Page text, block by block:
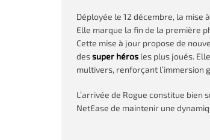
Déployée le 12 décembre, la mise
Elle marque la fin de la première
Cette mise à jour propose de
dessuper héros les plus joués.
multivers, renforçant l’immersion
L’arrivée de Rogue constitue bien
NetEase de maintenir une